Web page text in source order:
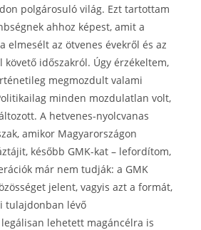
polgárosuló világ. Ezt tartottam
ahhoz képest, amit a
elmesélt az ötvenes évekről és az
követő időszakról. Úgy érzékeltem,
megmozdult valami
minden mozdulatlan volt,
A hetvenes-nyolcvanas
amikor Magyarországon
később GMK-kat – lefordítom,
már nem tudják: a GMK
jelent, vagyis azt a formát,
tulajdonban lévő
lehetett magáncélra is